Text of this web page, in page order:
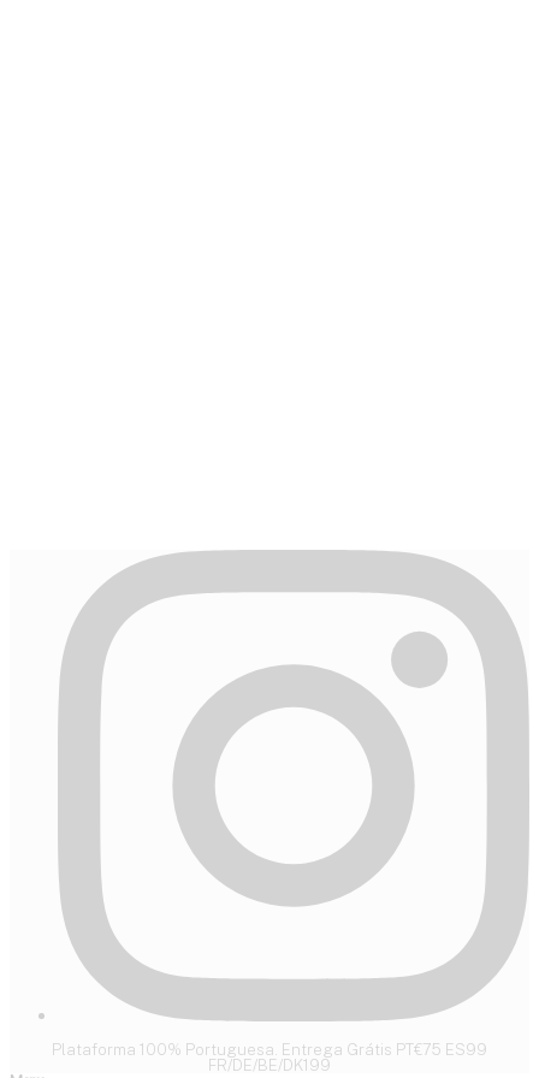
Plataforma 100% Portuguesa. Entrega Grátis PT€75 ES99
FR/DE/BE/DK199